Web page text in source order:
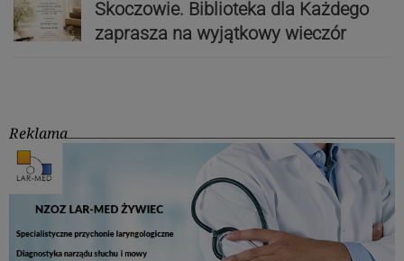
Skoczowie. Biblioteka dla Każdego
zaprasza na wyjątkowy wieczór
Reklama